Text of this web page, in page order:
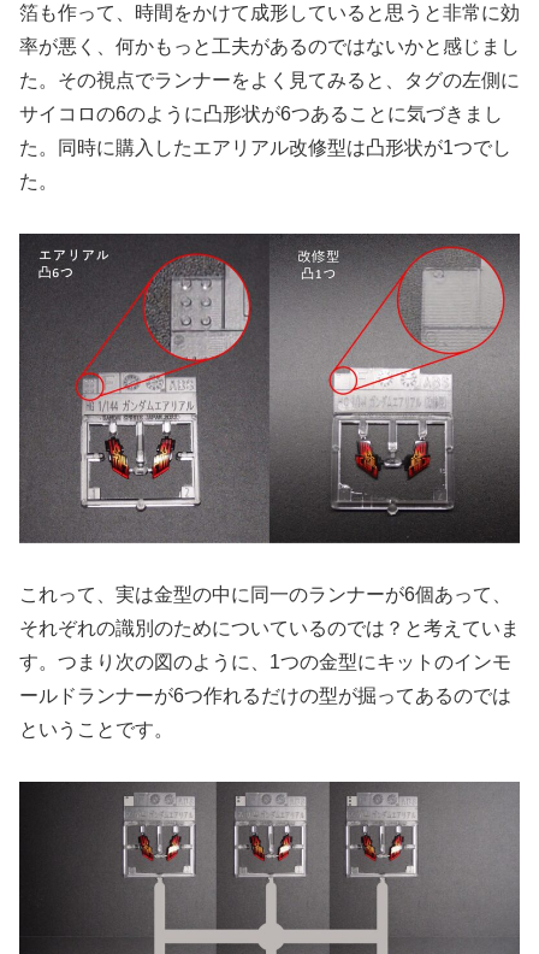
箔も作って、時間をかけて成形していると思うと非常に効
率が悪く、何かもっと工夫があるのではないかと感じまし
た。その視点でランナーをよく見てみると、タグの左側に
サイコロの6のように凸形状が6つあることに気づきまし
た。同時に購入したエアリアル改修型は凸形状が1つでし
た。
これって、実は金型の中に同一のランナーが6個あって、
それぞれの識別のためについているのでは？と考えていま
す。つまり次の図のように、1つの金型にキットのインモ
ールドランナーが6つ作れるだけの型が掘ってあるのでは
ということです。